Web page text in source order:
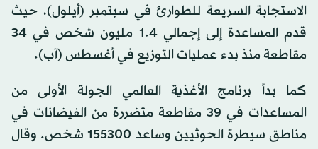
الاستجابة السريعة للطوارئ في سبتمبر (أيلول)، حيث
قدم المساعدة إلى إجمالي 1.4 مليون شخص في 34
مقاطعة منذ بدء عمليات التوزيع في أغسطس (آب).
كما بدأ برنامج الأغذية العالمي الجولة الأولى من
المساعدات في 39 مقاطعة متضررة من الفيضانات في
مناطق سيطرة الحوثيين وساعد 155300 شخص. وقال